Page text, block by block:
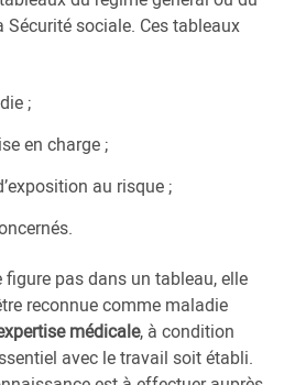
Sécurité sociale. Ces tableaux
;
en charge ;
au risque ;
pas dans un tableau, elle
reconnue comme maladie
médicale, à condition
avec le travail soit établi.